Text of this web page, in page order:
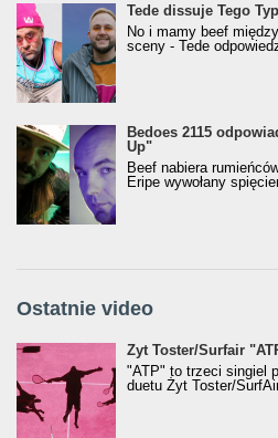
Tede dissuje Tego
No i mamy beef
sceny - Tede
Bedoes 2115
Up"
Beef nabiera
Eripe wywołany
Ostatnie video
Żyt Toster/SurfAir - ATP
Żyt Toster/Surfair
"ATP" to trzeci singiel
duetu Żyt Toster/